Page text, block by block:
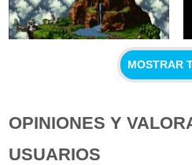
MOSTRAR
OPINIONES Y
USUARIOS